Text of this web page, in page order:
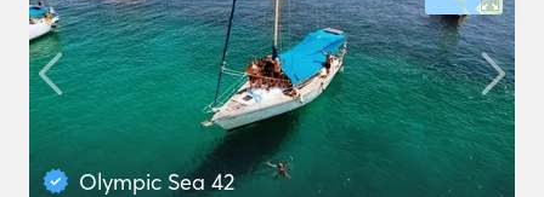
Olympic Sea 42